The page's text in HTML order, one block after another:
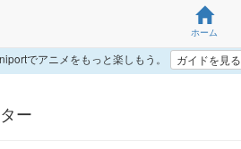
ホーム
でアニメをもっと楽しもう。 ガイドを見る
ー